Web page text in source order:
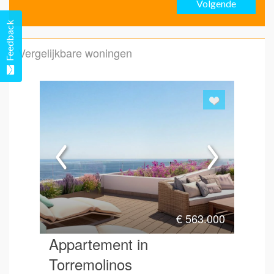
Volgende
Vergelijkbare woningen
€563.000
Appartement in
Torremolinos
Feedback